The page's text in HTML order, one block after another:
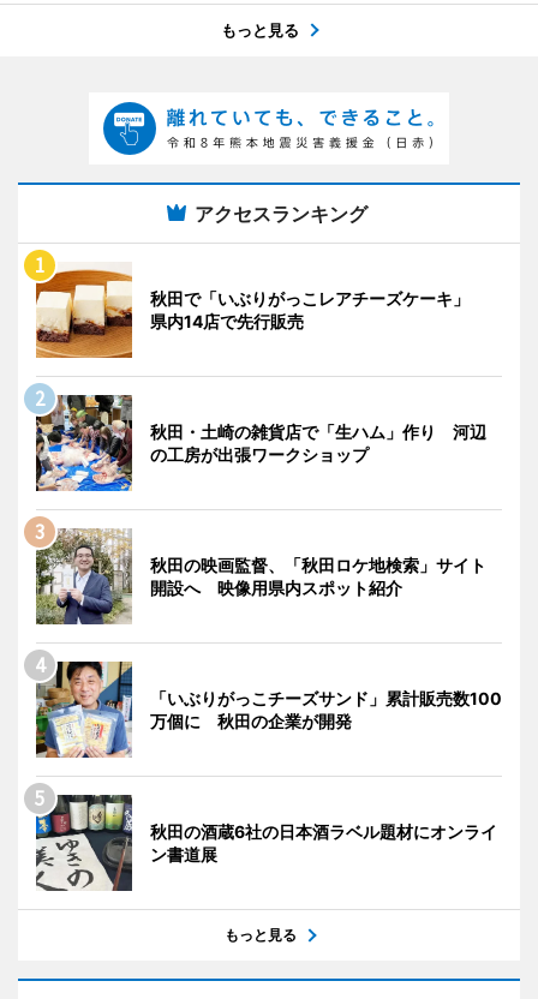
もっと見る
アクセスランキング
秋田で「いぶりがっこレアチーズケーキ」
県内14店で先行販売
秋田・土崎の雑貨店で「生ハム」作り 河辺
の工房が出張ワークショップ
秋田の映画監督、「秋田ロケ地検索」サイト
開設へ 映像用県内スポット紹介
「いぶりがっこチーズサンド」累計販売数100
万個に 秋田の企業が開発
秋田の酒蔵6社の日本酒ラベル題材にオンライ
ン書道展
もっと見る